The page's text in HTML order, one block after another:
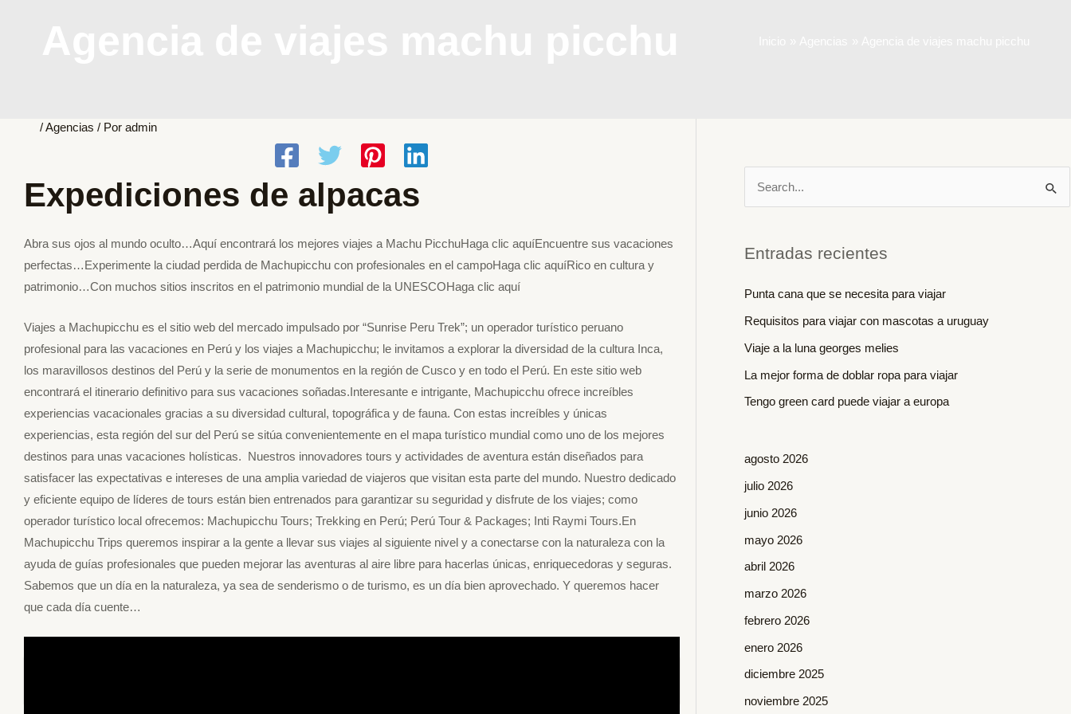
/Agencias / Por admin
Expediciones de alpacas
Abra sus ojos al mundo oculto…Aquí encontrará los mejores viajes a Machu PicchuHaga clic aquíEncuentre sus vacaciones
perfectas…Experimente la ciudad perdida de Machupicchu con profesionales en el campoHaga clic aquíRico en cultura y
patrimonio…Con muchos sitios inscritos en el patrimonio mundial de la UNESCOHaga clic aquí
Viajes a Machupicchu es el sitio web del mercado impulsado por “Sunrise Peru Trek”; un operador turístico peruano
profesional para las vacaciones en Perú y los viajes a Machupicchu; le invitamos a explorar la diversidad de la cultura Inca,
los maravillosos destinos del Perú y la serie de monumentos en la región de Cusco y en todo el Perú. En este sitio web
encontrará el itinerario definitivo para sus vacaciones soñadas.Interesante e intrigante, Machupicchu ofrece increíbles
experiencias vacacionales gracias a su diversidad cultural, topográfica y de fauna. Con estas increíbles y únicas
experiencias, esta región del sur del Perú se sitúa convenientemente en el mapa turístico mundial como uno de los mejores
destinos para unas vacaciones holísticas. Nuestros innovadores tours y actividades de aventura están diseñados para
satisfacer las expectativas e intereses de una amplia variedad de viajeros que visitan esta parte del mundo. Nuestro dedicado
y eficiente equipo de líderes de tours están bien entrenados para garantizar su seguridad y disfrute de los viajes; como
operador turístico local ofrecemos: Machupicchu Tours; Trekking en Perú; Perú Tour & Packages; Inti Raymi Tours.En
Machupicchu Trips queremos inspirar a la gente a llevar sus viajes al siguiente nivel y a conectarse con la naturaleza con la
ayuda de guías profesionales que pueden mejorar las aventuras al aire libre para hacerlas únicas, enriquecedoras y seguras.
Sabemos que un día en la naturaleza, ya sea de senderismo o de turismo, es un día bien aprovechado. Y queremos hacer
que cada día cuente…
c
r
p
o
r
Entradas recientes
Punta cana que se necesita para viajar
Requisitos para viajar con mascotas a uruguay
Viaje a la luna georges melies
La mejor forma de doblar ropa para viajar
Tengo green card puede viajar a europa
agosto 2026
julio 2026
junio 2026
mayo 2026
abril 2026
marzo 2026
febrero 2026
enero 2026
diciembre 2025
noviembre 2025